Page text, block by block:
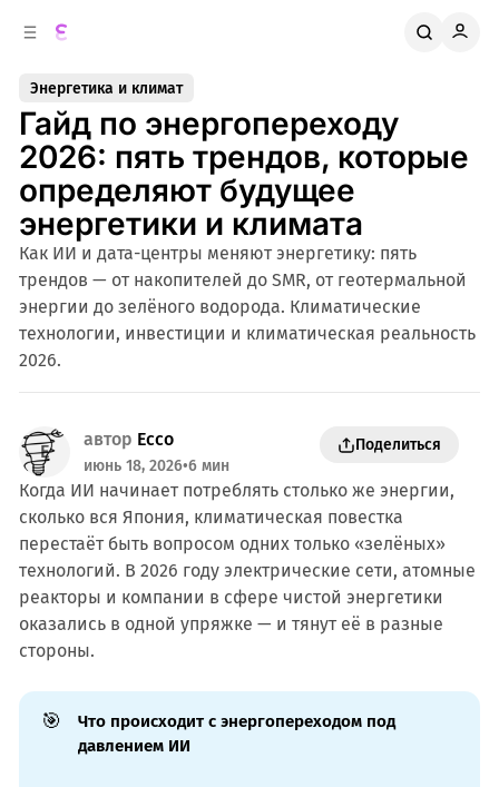
Энергетика и климат
Гайд по энергопереходу
2026: пять трендов, которые
определяют будущее
энергетики и климата
Как ИИ и дата-центры меняют энергетику: пять
трендов — от накопителей до SMR, от геотермальной
энергии до зелёного водорода. Климатические
технологии, инвестиции и климатическая реальность
2026.
автор Ecco
июнь 18, 2026•6 мин
Поделиться
Когда ИИ начинает потреблять столько же энергии,
сколько вся Япония, климатическая повестка
перестаёт быть вопросом одних только «зелёных»
технологий. В 2026 году электрические сети, атомные
реакторы и компании в сфере чистой энергетики
оказались в одной упряжке — и тянут её в разные
стороны.
🎯
Что происходит с энергопереходом под
давлением ИИ